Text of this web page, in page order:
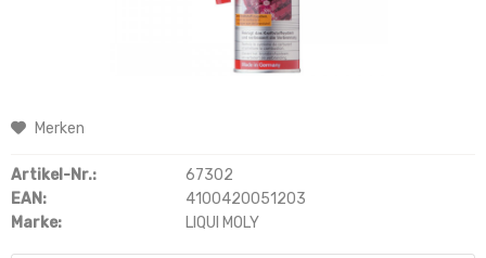
Merken
Artikel-Nr.:
67302
EAN:
4100420051203
Marke:
LIQUI MOLY